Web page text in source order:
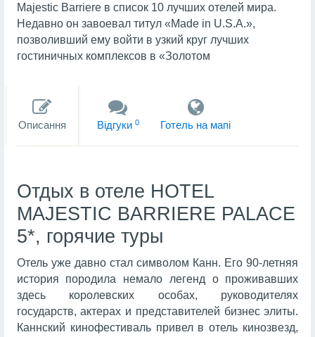
Majestic Barriere в список 10 лучших отелей мира.
Недавно он завоевал титул «Made in U.S.A.»,
позволивший ему войти в узкий круг лучших
гостиничных комплексов в «Золотом
Описання Вiдгуки 0 Готель на мапi
Отдых в отеле HOTEL
MAJESTIC BARRIERE PALACE
5*, горячие туры
Отель уже давно стал символом Канн. Его 90-летняя
история породила немало легенд о проживавших
здесь королевских особах, руководителях
государств, актерах и представителей бизнес элиты.
Каннский кинофестиваль привел в отель кинозвезд,